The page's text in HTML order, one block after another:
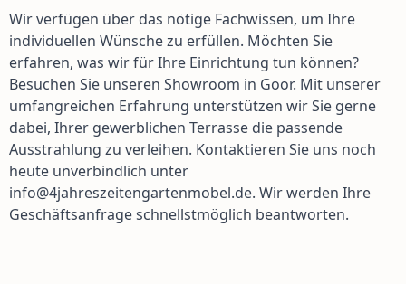
Wir verfügen über das nötige Fachwissen, um Ihre
individuellen Wünsche zu erfüllen. Möchten Sie
erfahren, was wir für Ihre Einrichtung tun können?
Besuchen Sie unseren Showroom in Goor. Mit unserer
umfangreichen Erfahrung unterstützen wir Sie gerne
dabei, Ihrer gewerblichen Terrasse die passende
Ausstrahlung zu verleihen. Kontaktieren Sie uns noch
heute unverbindlich unter
info@4jahreszeitengartenmobel.de. Wir werden Ihre
Geschäftsanfrage schnellstmöglich beantworten.